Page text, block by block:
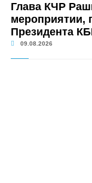
Глава КЧР
мероприятии,
Президента
09.08.2026